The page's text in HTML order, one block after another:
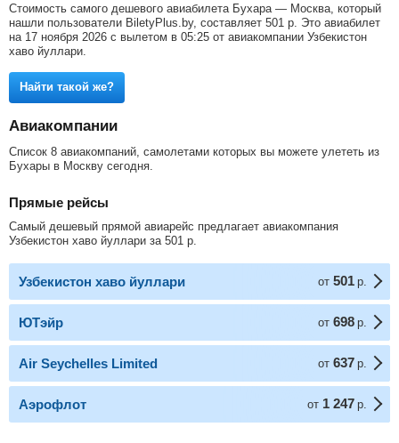
Стоимость самого дешевого авиабилета Бухара — Москва, который
нашли пользователи BiletyPlus.by, составляет 501 р . Это авиабилет
на 17 ноября 2026 с вылетом в 05:25 от авиакомпании Узбекистон
хаво йуллари.
Найти такой же?
Авиакомпании
Список 8 авиакомпаний, самолетами которых вы можете улететь из
Бухары в Москву сегодня.
Прямые рейсы
Самый дешевый прямой авиарейс предлагает авиакомпания
Узбекистон хаво йуллари за 501 р
Узбекистон хаво йуллари от 501 р.
ЮТэйр от 698 р.
Air Seychelles Limited от 637 р.
Аэрофлот от 1 247 р.